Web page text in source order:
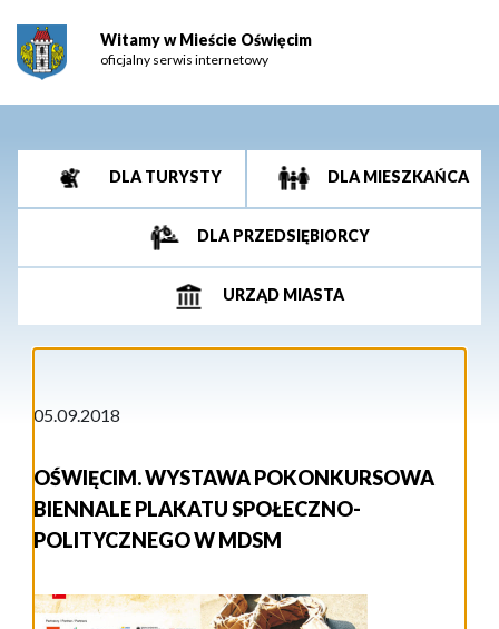
Witamy w Mieście Oświęcim
oficjalny serwis internetowy
DLA TURYSTY DLA MIESZKAŃCA
DLA PRZEDSIĘBIORCY
URZĄD MIASTA
05.09.2018
OŚWIĘCIM. WYSTAWA POKONKURSOWA
BIENNALE PLAKATU SPOŁECZNO-
POLITYCZNEGO W MDSM